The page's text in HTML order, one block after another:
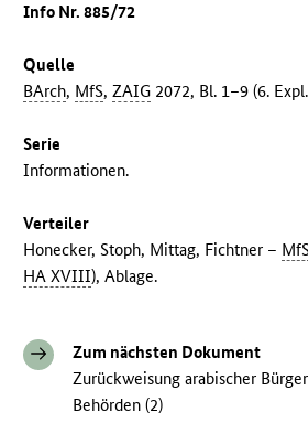
Info Nr. 885/72
Quelle
BArch, MfS,ZAIG 2072, Bl. 1–9 (6.
Serie
Informationen.
Verteiler
Honecker, Stoph, Mittag, Fichtner –
HA XVIII), Ablage.
Zum nächsten Dokument
Zurückweisung arabischer
Behörden (2)